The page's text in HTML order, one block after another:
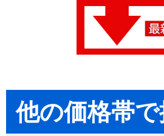
他の価格帯